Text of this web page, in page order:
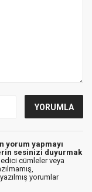
yorum yapmayı
sesinizi duyurmak
cümleler veya
yorumlar